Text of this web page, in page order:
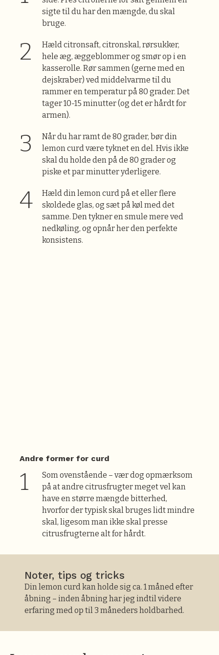
sigte til du har den mængde, du skal
bruge.
Hæld citronsaft, citronskal, rørsukker,
hele æg, æggeblommer og smør op i en
kasserolle. Rør sammen (gerne med en
dejskraber) ved middelvarme til du
rammer en temperatur på 80 grader. Det
tager 10-15 minutter (og det er hårdt for
armen).
Når du har ramt de 80 grader, bør din
lemon curd være tyknet en del. Hvis ikke
skal du holde den på de 80 grader og
piske et par minutter yderligere.
Hæld din lemon curd på et eller flere
skoldede glas, og sæt på køl med det
samme. Den tykner en smule mere ved
nedkøling, og opnår her den perfekte
konsistens.
Andre former for curd
Som ovenstående – vær dog opmærksom
på at andre citrusfrugter meget vel kan
have en større mængde bitterhed,
hvorfor der typisk skal bruges lidt mindre
skal, ligesom man ikke skal presse
citrusfrugterne alt for hårdt.
Noter, tips og tricks
Din lemon curd kan holde sig ca. 1 måned efter
åbning – inden åbning har jeg indtil videre
erfaring med op til 3 måneders holdbarhed.